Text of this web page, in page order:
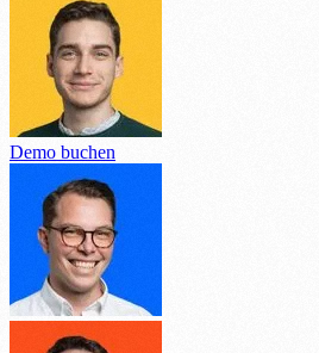
Demo buchen